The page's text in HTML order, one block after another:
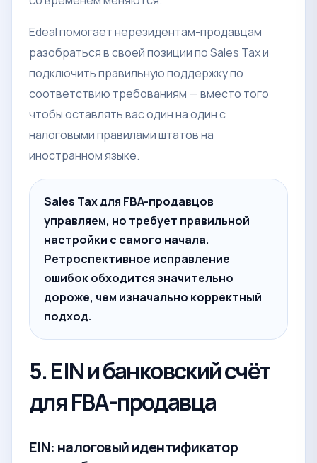
Edeal помогает нерезидентам-продавцам
разобраться в своей позиции по Sales Tax и
подключить правильную поддержку по
соответствию требованиям — вместо того
чтобы оставлять вас один на один с
налоговыми правилами штатов на
иностранном языке.
Sales Tax для FBA-продавцов
управляем, но требует правильной
настройки с самого начала.
Ретроспективное исправление
ошибок обходится значительно
дороже, чем изначально корректный
подход.
5. EIN и банковский счёт
для FBA-продавца
EIN: налоговый идентификатор